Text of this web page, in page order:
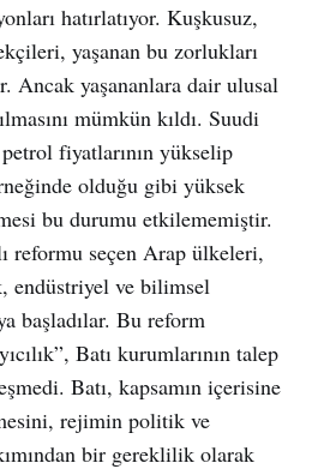
hatırlatıyor. Kuşkusuz,
yaşanan bu zorlukları
Ancak yaşananlara dair ulusal
mümkün kıldı. Suudi
fiyatlarının yükselip
olduğu gibi yüksek
bu durumu etkilememiştir.
reformu seçen Arap ülkeleri,
endüstriyel ve bilimsel
başladılar. Bu reform
Batı kurumlarının talep
Batı, kapsamın içerisine
rejimin politik ve
bir gereklilik olarak